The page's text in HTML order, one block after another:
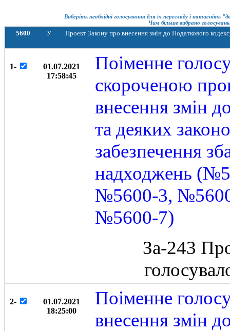
Виберіть необхідні голосування для їх перегляду і натисніть
Чим більше вибрано
5600 У Проект Закону про внесення змін до Податкового
1-
01.07.2021
17:58:45
Поіменне
скороченою
внесення змін
та деяких
забезпечення
надходжень
№5600-3,
№5600-7)
За-243
2-
01.07.2021
18:25:00
Поіменне
внесення змін